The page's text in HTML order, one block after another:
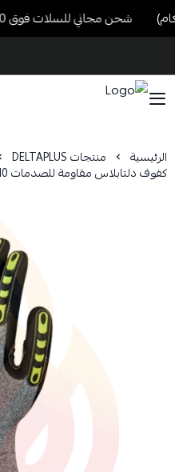
شحن مجاني للسلات فوق 350 ريال (تطبق الشروط والأحكام)
الرئيسية منتجات DELTAPLUS
كفوف دلتابلاس مقاومة للصدمات EOS NOCUT VV910